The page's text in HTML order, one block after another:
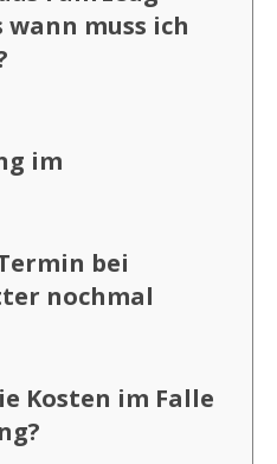
muss ich
im
bei
nochmal
Kosten im Falle